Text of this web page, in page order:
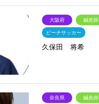
大阪府 鍼灸師
ビーチサッカー
久保田 将希
奈良県 鍼灸師